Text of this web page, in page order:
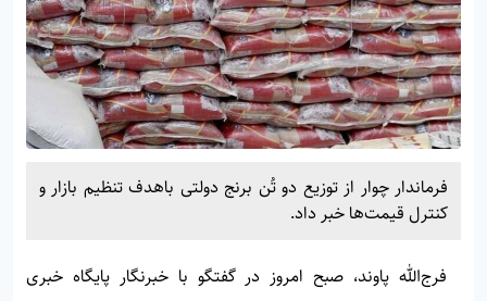
فرماندار چوار از توزیع دو تُن برنج دولتی باهدف تنظیم بازار و
کنترل قیمت‌ها خبر داد.
فرج‌الله پاوند، صبح امروز در گفتگو با خبرنگار پایگاه خبری